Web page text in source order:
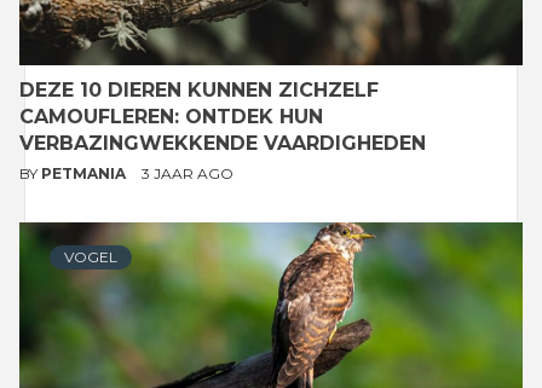
DEZE 10 DIEREN KUNNEN ZICHZELF
CAMOUFLEREN: ONTDEK HUN
VERBAZINGWEKKENDE VAARDIGHEDEN
BY PETMANIA 3 JAAR AGO
VOGEL